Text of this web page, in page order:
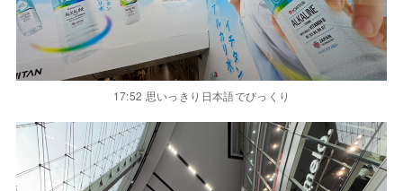
街の看板広告デカくてすごかった
一応タイ語表記でアルファベットわかるから知識ゼロよ
りは役に立って良かった
17:38